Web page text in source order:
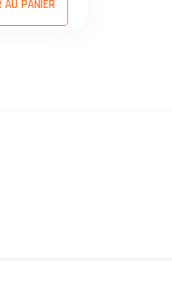
AU PANIER